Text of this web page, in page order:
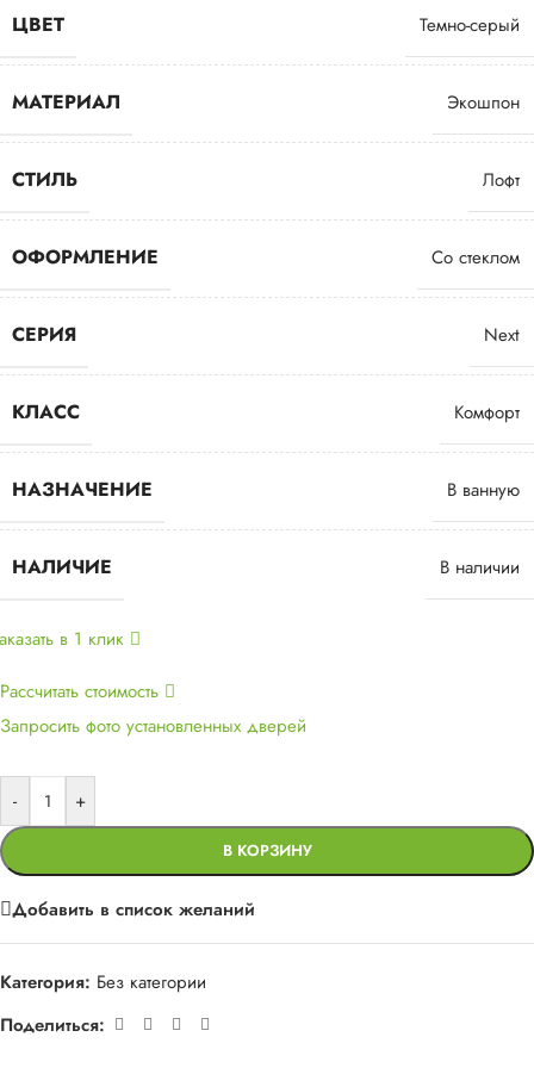
ЦВЕТ Темно-серый
МАТЕРИАЛ Экошпон
СТИЛЬ Лофт
ОФОРМЛЕНИЕ Со стеклом
СЕРИЯ Next
КЛАСС Комфорт
НАЗНАЧЕНИЕ В ванную
НАЛИЧИЕ В наличии
в 1 клик
Рассчитать стоимость
Запросить фото установленных дверей
- +
В КОРЗИНУ
Добавить в список желаний
Категория: Без категории
Поделиться: